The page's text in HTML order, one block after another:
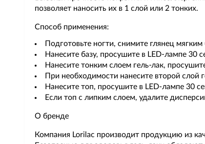
позволяет наносить их в 1 слой или 2 тонких.
Способ применения:
Подготовьте ногти, снимите глянец
Нанесите базу, просушите в LED-лампе 30
Нанесите тонким слоем гель-лак,
При необходимости нанесите второй слой
Нанесите топ, просушите в LED-лампе 30
Если топ с липким слоем, удалите
О бренде
Компания Lorilac производит продукцию из